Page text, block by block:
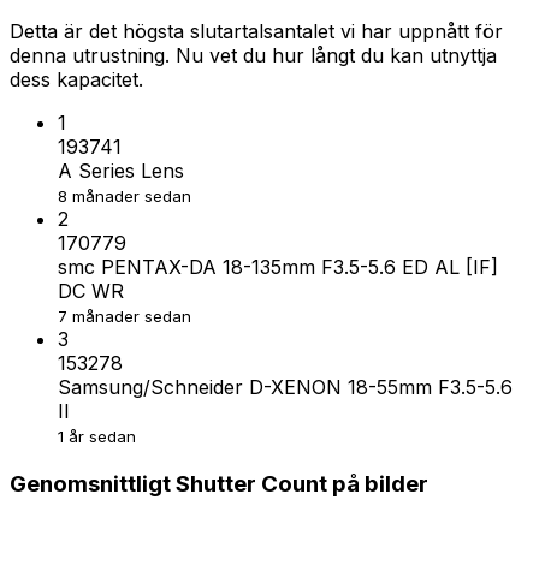
Detta är det högsta slutartalsantalet vi har uppnått för
denna utrustning. Nu vet du hur långt du kan utnyttja
dess kapacitet.
1
193741
A Series Lens
8 månader sedan
2
170779
smc PENTAX-DA 18-135mm F3.5-5.6 ED AL [IF]
DC WR
7 månader sedan
3
153278
Samsung/Schneider D-XENON 18-55mm F3.5-5.6
II
1 år sedan
Genomsnittligt Shutter Count på bilder